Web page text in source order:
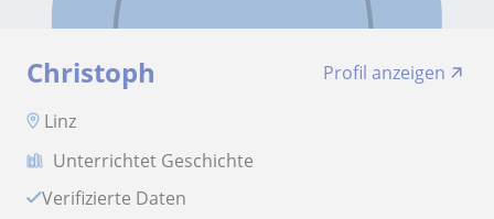
Christoph
Profil anzeigen
Linz
Unterrichtet Geschichte
Verifizierte Daten